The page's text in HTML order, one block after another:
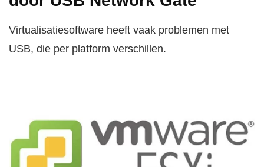
Virtualisatiesoftware heeft vaak problemen met
USB, die per platform verschillen.